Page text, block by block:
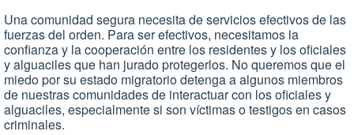
Una comunidad segura necesita de servicios efectivos de las
fuerzas del orden. Para ser efectivos, necesitamos la
confianza y la cooperación entre los residentes y los oficiales
y alguaciles que han jurado protegerlos. No queremos que el
miedo por su estado migratorio detenga a algunos miembros
de nuestras comunidades de interactuar con los oficiales y
alguaciles, especialmente si son víctimas o testigos en casos
criminales.